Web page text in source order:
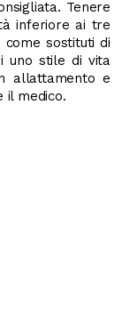
Tenere
inferiore ai tre
sostituti di
uno stile di vita
allattamento e
il medico.